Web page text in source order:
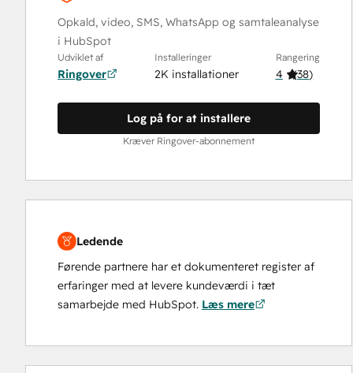
Opkald, video, SMS, WhatsApp og samtaleanalyse
i HubSpot
Udviklet af
Ringover
Installeringer
2K installationer
Rangering
4 (38)
Log på for at installere
Kræver Ringover-abonnement
Ledende
Førende partnere har et dokumenteret register af
erfaringer med at levere kundeværdi i tæt
samarbejde med HubSpot. Læs mere